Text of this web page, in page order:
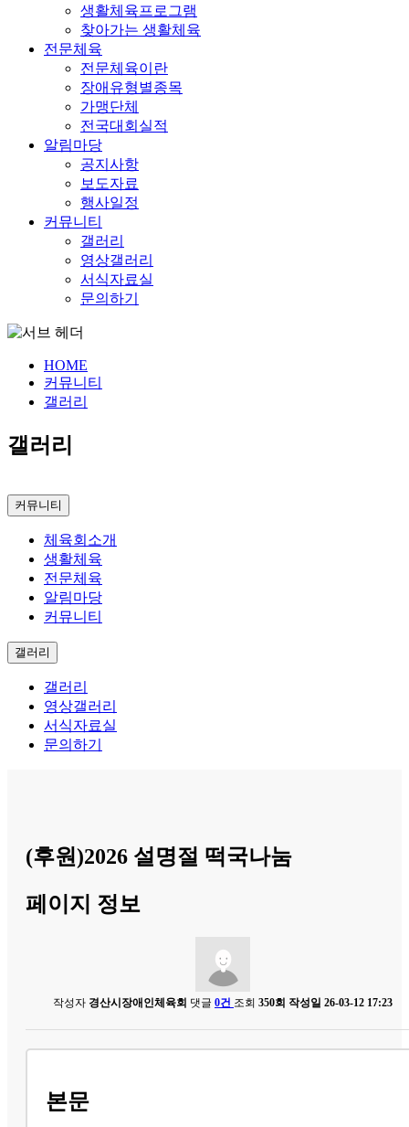
생활체육프로그램
찾아가는 생활체육
전문체육
전문체육이란
장애유형별종목
가맹단체
전국대회실적
알림마당
공지사항
보도자료
행사일정
커뮤니티
갤러리
영상갤러리
서식자료실
문의하기
HOME
커뮤니티
갤러리
갤러리
커뮤니티
체육회소개
생활체육
전문체육
알림마당
커뮤니티
갤러리
갤러리
영상갤러리
서식자료실
문의하기
(후원)2026 설명절 떡국나눔
페이지 정보
작성자 경산시장애인체육회 댓글 0건 조회 350회 작성일 26-03-12 17:23
본문